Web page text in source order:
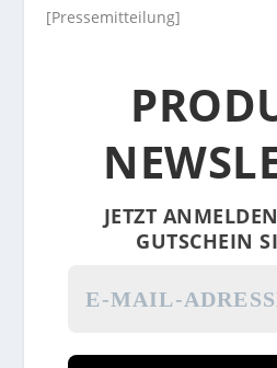
[Pressemitteilung]
JETZT
GUTSCHEIN